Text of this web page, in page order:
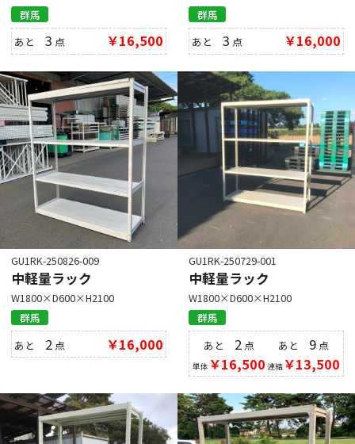
群馬
あと3 点 ￥16,500
群馬
あと3 点 ￥16,000
GU1RK-250826-009
中軽量ラック
W1800×D600×H2100
群馬
あと 2 点 ￥16,000
GU1RK-250729-001
中軽量ラック
W1800×D600×H2100
群馬
あと 2 点
単体 ￥16,500
あと 9点
連結￥13,500